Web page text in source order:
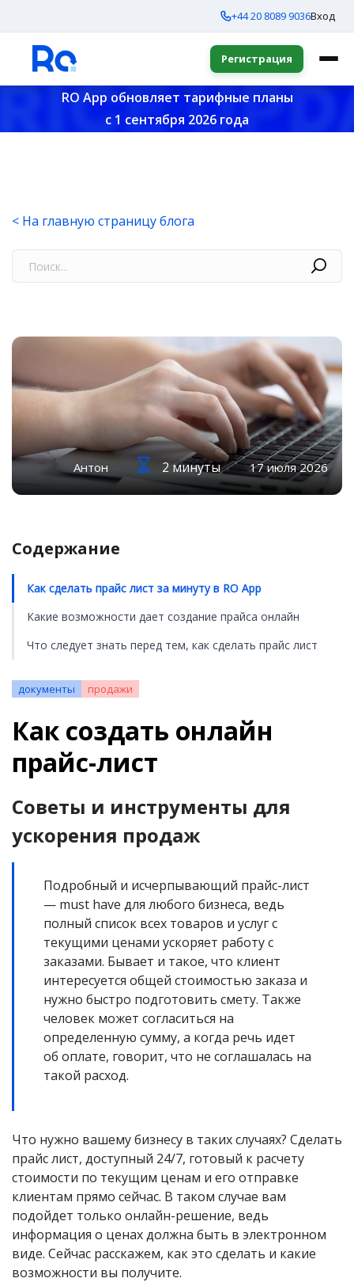
+44 20 8089 9036Вход
Регистрация
RO App обновляет тарифные планы
с 1 сентября 2026 года
< На главную страницу блога
Антон 2 минуты 17 июля 2026
Содержание
Как сделать прайс лист за минуту в RO App
Какие возможности дает создание прайса онлайн
Что следует знать перед тем, как сделать прайс лист
документы продажи
Как создать онлайн
прайс-лист
Советы и инструменты для
ускорения продаж
Подробный и исчерпывающий прайс-лист
— must have для любого бизнеса, ведь
полный список всех товаров и услуг с
текущими ценами ускоряет работу с
заказами. Бывает и такое, что клиент
интересуется общей стоимостью заказа и
нужно быстро подготовить смету. Также
человек может согласиться на
определенную сумму, а когда речь идет
об оплате, говорит, что не соглашалась на
такой расход.
Что нужно вашему бизнесу в таких случаях? Сделать
прайс лист, доступный 24/7, готовый к расчету
стоимости по текущим ценам и его отправке
клиентам прямо сейчас. В таком случае вам
подойдет только онлайн-решение, ведь
информация о ценах должна быть в электронном
виде. Сейчас расскажем, как это сделать и какие
возможности вы получите.